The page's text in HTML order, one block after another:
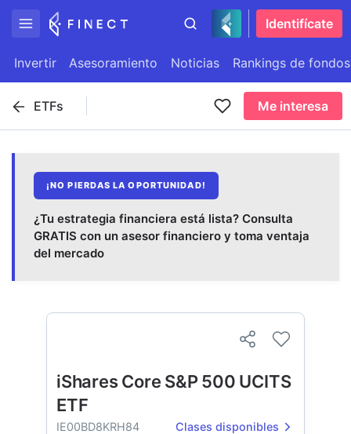
Identifícate
Invertir Asesoramiento Noticias Rankings de fondos
ETFs Me interesa
¡NO PIERDAS LA OPORTUNIDAD!
¿Tu estrategia financiera está lista? Consulta
GRATIS con un asesor financiero y toma ventaja
del mercado
iShares Core S&P 500 UCITS
ETF
IE00BD8KRH84 Clases disponibles